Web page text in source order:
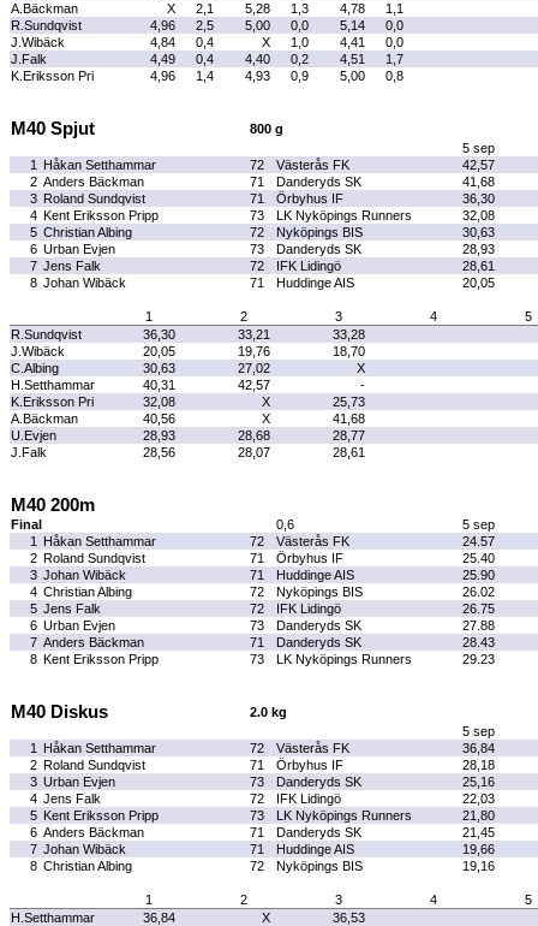
A.Bäckman
X 2,1 5,28 1,3 4,78
1,1
R.Sundqvist
4,96 2,5 5,00 0,0 5,14
0,0
J.Wibäck
4,84 0,4 X 1,0 4,41
0,0
J.Falk
4,49 0,4 4,40 0,2 4,51
1,7
K.Eriksson Pri
4,96 1,4 4,93 0,9 5,00 0,8
M40 Spjut
800 g
5 sep
1
Håkan Setthammar 72 Västerås FK
42,57
2 Anders Bäckman 71 Danderyds SK
41,68
3 Roland Sundqvist 71 Örbyhus IF
36,30
4 Kent Eriksson Pripp 73 LK Nyköpings Runners
32,08
5 Christian Albing 72 Nyköpings BIS
30,63
6 Urban Evjen 73 Danderyds SK
28,93
7 Jens Falk 72 IFK Lidingö
28,61
8 Johan Wibäck 71 Huddinge AIS 20,05
1 2 3 4
5
R.Sundqvist
36,30 33,21
33,28
J.Wibäck
20,05 19,76
18,70
C.Albing
30,63 27,02
X
H.Setthammar
40,31 42,57
-
K.Eriksson Pri
32,08 X
25,73
A.Bäckman
40,56 X
41,68
U.Evjen
28,93 28,68
28,77
J.Falk
28,56 28,07 28,61
M40 200m
Final 0,6
5 sep
1
Håkan Setthammar 72 Västerås FK
24.57
2 Roland Sundqvist 71 Örbyhus IF
25.40
3 Johan Wibäck 71 Huddinge AIS
25.90
4 Christian Albing 72 Nyköpings BIS
26.02
5 Jens Falk 72 IFK Lidingö
26.75
6 Urban Evjen 73 Danderyds SK
27.88
7 Anders Bäckman 71 Danderyds SK
28.43
8 Kent Eriksson Pripp 73 LK Nyköpings Runners 29.23
M40 Diskus
2.0 kg
5 sep
1
Håkan Setthammar 72 Västerås FK
36,84
2 Roland Sundqvist 71 Örbyhus IF
28,18
3 Urban Evjen 73 Danderyds SK
25,16
4 Jens Falk 72 IFK Lidingö
22,03
5 Kent Eriksson Pripp 73 LK Nyköpings Runners
21,80
6 Anders Bäckman 71 Danderyds SK
21,45
7 Johan Wibäck 71 Huddinge AIS
19,66
8 Christian Albing 72 Nyköpings BIS 19,16
1 2 3 4
5
H.Setthammar
36,84 X
36,53